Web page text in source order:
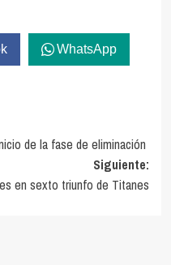
WhatsApp
de la fase de eliminación
Siguiente:
en sexto triunfo de Titanes